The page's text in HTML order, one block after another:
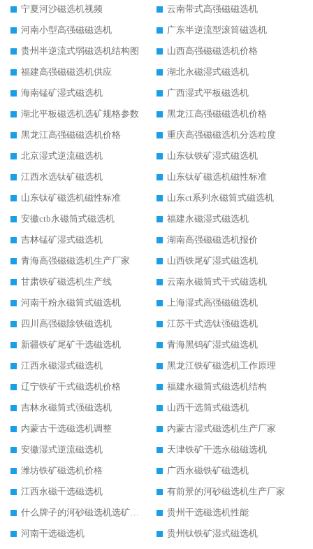
宁夏河沙磁选机视频
云南带式高强磁磁选机
河南小型高强磁磁选机
广东半逆流型滚筒磁选机
贵州半逆流式弱磁选机结构图
山西高强磁磁选机价格
福建高强磁磁选机供应
湖北永磁湿式磁选机
海南锰矿湿式磁选机
广西湿式平板磁选机
湖北平板磁选机选矿规格参数
黑龙江高强磁磁选机价格
黑龙江高强磁磁选机价格
重庆高强磁磁选机分选粒度
北京湿式逆流磁选机
山东钛铁矿湿式磁选机
江西水选钛矿磁选机
山东钛矿磁选机磁性标准
山东钛矿磁选机磁性标准
山东ct系列永磁筒式磁选机
安徽ctb永磁筒式磁选机
福建永磁湿式磁选机
吉林锰矿湿式磁选机
湖南高强磁磁选机报价
青海高强磁磁选机生产厂家
山西铁尾矿湿式磁选机
甘肃铁矿磁选机生产线
云南永磁筒式干式磁选机
河南干粉永磁筒式磁选机
上海湿式高强磁磁选机
四川高强磁除铁磁选机
江苏干式选钛强磁选机
新疆铁矿尾矿干选磁选机
青海黑钨矿湿式磁选机
江西永磁湿式磁选机
黑龙江铁矿磁选机工作原理
辽宁铁矿干式磁选机价格
福建永磁筒式磁选机结构
吉林永磁筒式强磁选机
山西干选筒式磁选机
内蒙古干选磁选机调整
内蒙古湿式磁选机生产厂家
安徽湿式逆流磁选机
天津铁矿干选永磁磁选机
潍坊铁矿磁选机价格
广西永磁铁矿磁选机
江西永磁干选磁选机
有前景的河砂磁选机生产厂家
什么牌子的河砂磁选机选矿效果好
贵州干选磁选机性能
河南干选磁选机
贵州钛铁矿湿式磁选机